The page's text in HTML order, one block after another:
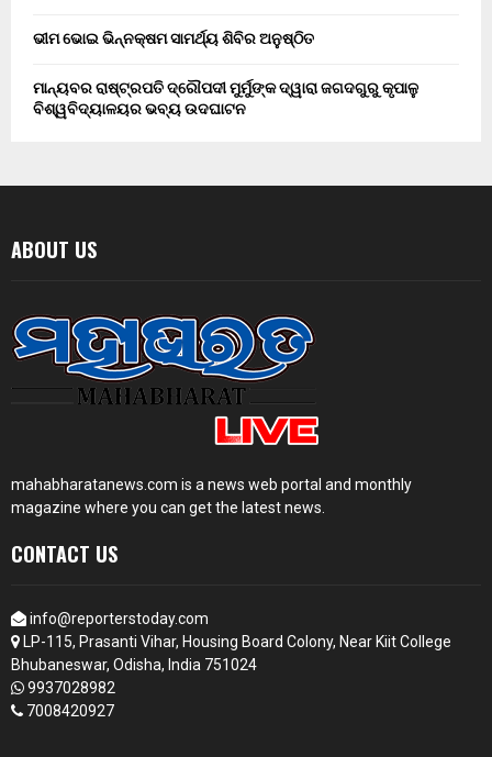
ଭୀମ ଭୋଇ ଭିନ୍ନକ୍ଷମ ସାମର୍ଥ୍ୟ ଶିବିର ଅନୁଷ୍ଠିତ
ମାନ୍ୟବର ରାଷ୍ଟ୍ରପତି ଦ୍ରୌପଦୀ ମୁର୍ମୁଙ୍କ ଦ୍ୱାରା ଜଗଦଗୁରୁ କୃପାଳୁ
ବିଶ୍ୱବିଦ୍ୟାଳୟର ଭବ୍ୟ ଉଦଘାଟନ
ABOUT US
mahabharatanews.com is a news web portal and monthly
magazine where you can get the latest news.
CONTACT US
info@reporterstoday.com
LP-115, Prasanti Vihar, Housing Board Colony, Near Kiit College
Bhubaneswar, Odisha, India 751024
9937028982
7008420927